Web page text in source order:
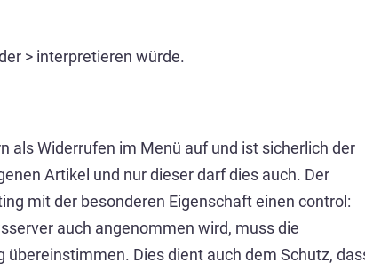
> interpretieren würde.
als Widerrufen im Menü auf und ist sicherlich der
Artikel und nur dieser darf dies auch. Der
mit der besonderen Eigenschaft einen control:
auch angenommen wird, muss die
Dies dient auch dem Schutz,